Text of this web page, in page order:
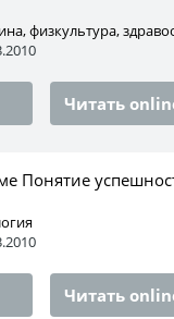
физкультура,
Читать
Понятие
Читать